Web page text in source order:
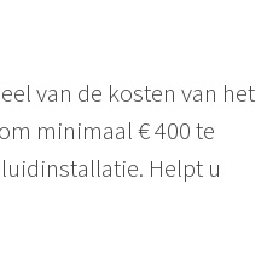
van de kosten van het
minimaal € 400 te
Helpt u